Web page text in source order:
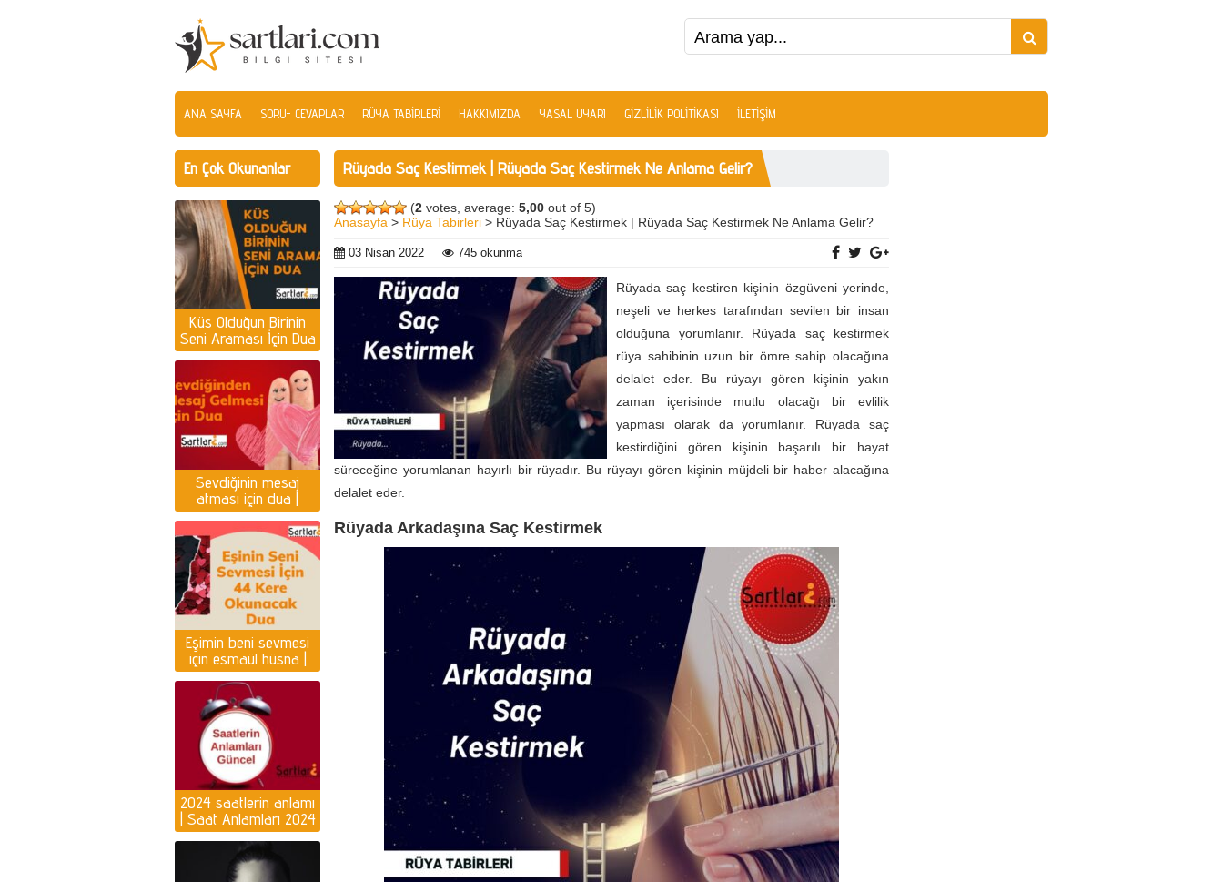
ANA SAYFA SORU- CEVAPLAR RÜYA TABIRLERI HAKKIMIZDA YASAL UYARI GIZLILIK POLITIKASI İLETIŞIM
Rüyada Saç Kestirmek | Rüyada Saç Kestirmek Ne Anlama Gelir?
(2 votes, average:5,00 out of 5)
Anasayfa > Rüya Tabirleri > Rüyada Saç Kestirmek | Rüyada Saç Kestirmek Ne Anlama Gelir?
03 Nisan 2022 745 okunma
Rüyada saç kestiren kişinin özgüveni yerinde,
neşeli ve herkes tarafından sevilen bir insan
olduğuna yorumlanır. Rüyada saç kestirmek
rüya sahibinin uzun bir ömre sahip olacağına
delalet eder. Bu rüyayı gören kişinin yakın
zaman içerisinde mutlu olacağı bir evlilik
yapması olarak da yorumlanır. Rüyada saç
kestirdiğini gören kişinin başarılı bir hayat
süreceğine yorumlanan hayırlı bir rüyadır. Bu rüyayı gören kişinin müjdeli bir haber alacağına
delalet eder.
Rüyada Arkadaşına Saç Kestirmek
En Çok Okunanlar
Küs Olduğun Birinin
Seni Araması İçin Dua
| Küs olan kişiyi
ayağına getirmek için
dua
Sevdiğinin mesaj
atması için dua |
Yazması için dua
Eşimin beni sevmesi
için esmaül hüsna |
Eşin seni sevmesi için
dua
2024 saatlerin anlamı
| Saat Anlamları 2024
Yılı Yorumlar